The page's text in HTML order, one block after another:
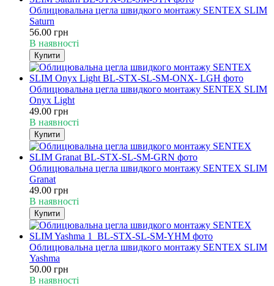
Облицювальна цегла швидкого монтажу SENTEX SLIM
Saturn
56.00 грн
В наявності
Купити
Облицювальна цегла швидкого монтажу SENTEX SLIM
Onyx Light
49.00 грн
В наявності
Купити
Облицювальна цегла швидкого монтажу SENTEX SLIM
Granat
49.00 грн
В наявності
Купити
Облицювальна цегла швидкого монтажу SENTEX SLIM
Yashma
50.00 грн
В наявності